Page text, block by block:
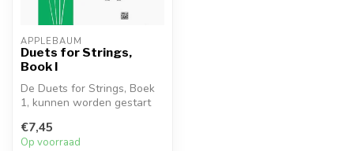
APPLEBAUM
Duets for Strings,
Book I
De Duets for Strings, Boek
1, kunnen worden gestart
9...
€7,45
Op voorraad